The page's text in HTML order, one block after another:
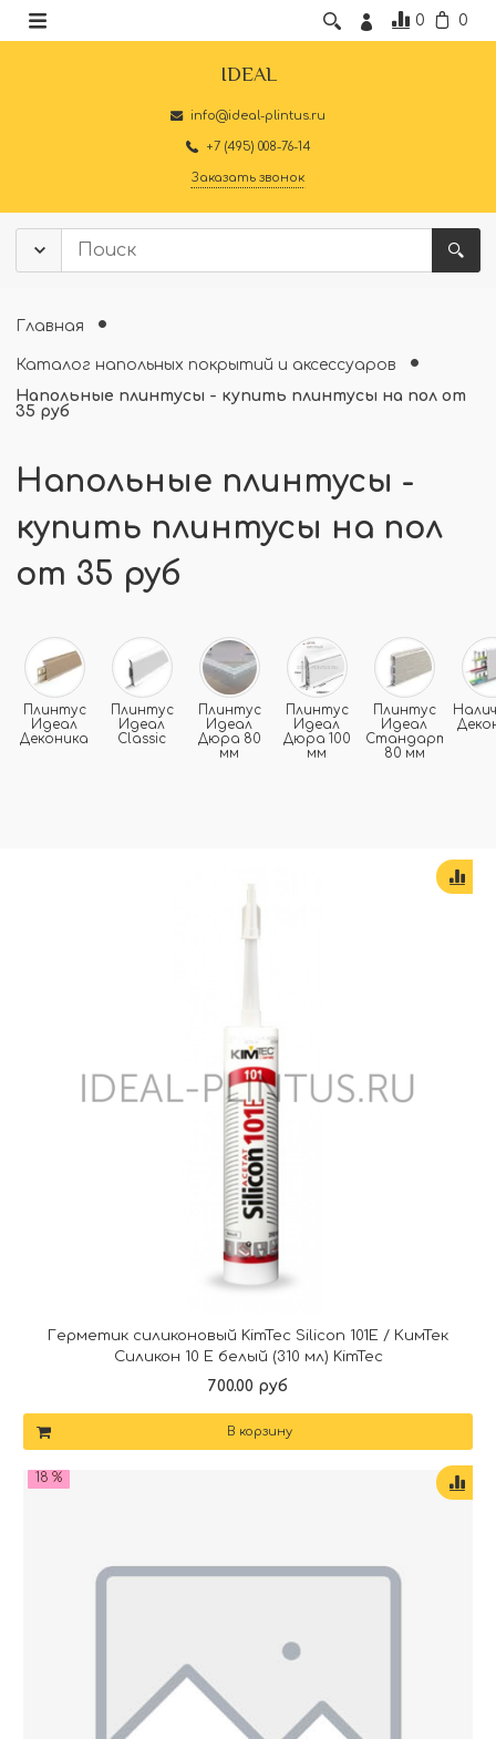
0 0
IDEAL
info@ideal-plintus.ru
+7 (495) 008-76-14
Заказать звонок
Главная
Каталог напольных покрытий и аксессуаров
Напольные плинтусы - купить плинтусы на пол от
35 руб
Напольные плинтусы -
купить плинтусы на пол
от 35 руб
Плинтус
Идеал
Деконика
Плинтус
Идеал
Classic
Плинтус
Идеал
Дюра 80
мм
Плинтус
Идеал
Дюра 100
мм
Плинтус
Идеал
Стандарт
80 мм
Герметик силиконовый KimTec Silicon 101E / КимТек
Силикон 10 Е белый (310 мл) KimTec
700.00 руб
В корзину
18 %